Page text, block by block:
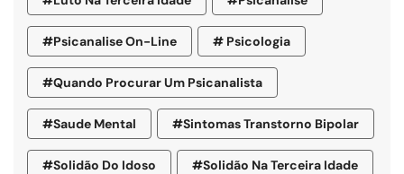
#psicanalise On-Line # Psicologia
#quando Procurar Um Psicanalista
#saude Mental #sintomas Transtorno Bipolar
#solidão Do Idoso #Solidão Na Terceira Idade